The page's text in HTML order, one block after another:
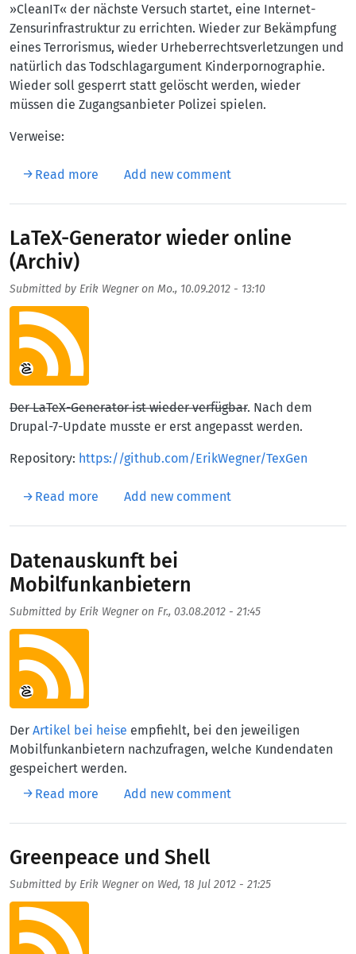
»CleanIT« der nächste Versuch startet, eine Internet-
Zensurinfrastruktur zu errichten. Wieder zur Bekämpfung
eines Terrorismus, wieder Urheberrechtsverletzungen und
natürlich das Todschlagargument Kinderpornographie.
Wieder soll gesperrt statt gelöscht werden, wieder
müssen die Zugangsanbieter Polizei spielen.
Verweise:
Read more about Folgt CleanIT nach ACTA?
Add new comment
LaTeX-Generator wieder online
(Archiv)
Submitted by Erik Wegneron Mo., 10.09.2012 - 13:10
Aufmacherbild
Der LaTeX-Generator ist wieder verfügbar. Nach dem
Drupal-7-Update musste er erst angepasst werden.
Repository: https://github.com/ErikWegner/TexGen
Read more about LaTeX-Generator wieder online
Add new comment
Datenauskunft bei
Mobilfunkanbietern
Submitted by Erik Wegneron Fr., 03.08.2012 - 21:45
Aufmacherbild
Der Artikel bei heise empfiehlt, bei den jeweiligen
Mobilfunkanbietern nachzufragen, welche Kundendaten
gespeichert werden.
Read more about Datenauskunft bei
Add new comment
Greenpeace und Shell
Submitted by Erik Wegneron Wed, 18 Jul 2012 - 21:25
Aufmacherbild